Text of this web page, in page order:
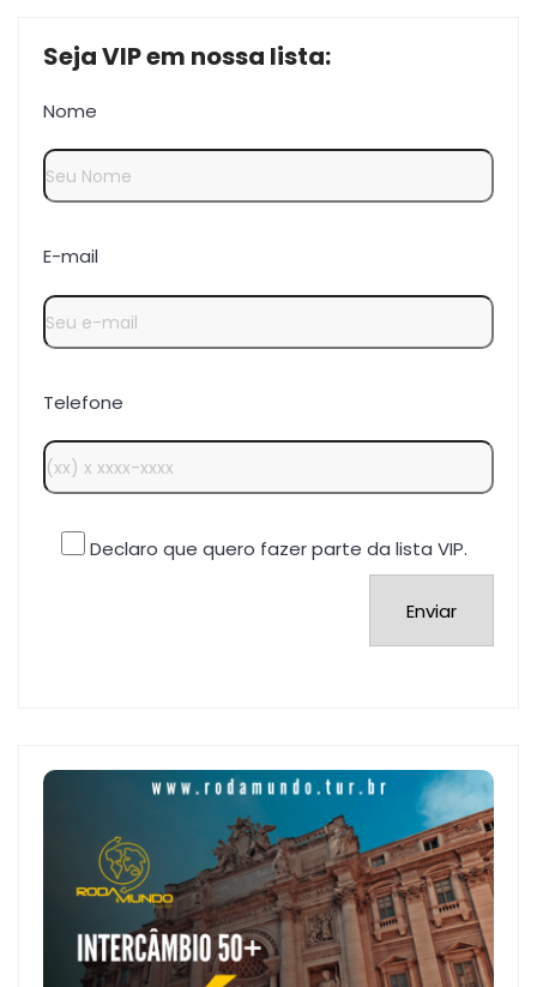
Seja VIP em nossa lista:
Nome
E-mail
Telefone
Declaro que quero fazer parte da lista VIP.